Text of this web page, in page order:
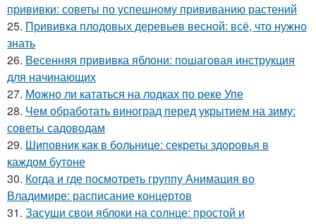
прививки: советы по успешному прививанию растений
25. Прививка плодовых деревьев весной: всё, что нужно
знать
26. Весенняя прививка яблони: пошаговая инструкция
для начинающих
27. Можно ли кататься на лодках по реке Упе
28. Чем обработать виноград перед укрытием на зиму:
советы садоводам
29. Шиповник как в больнице: секреты здоровья в
каждом бутоне
30. Когда и где посмотреть группу Анимация во
Владимире: расписание концертов
31. Засуши свои яблоки на солнце: простой и